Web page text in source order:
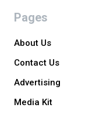
Pages
About Us
Contact Us
Advertising
Media Kit